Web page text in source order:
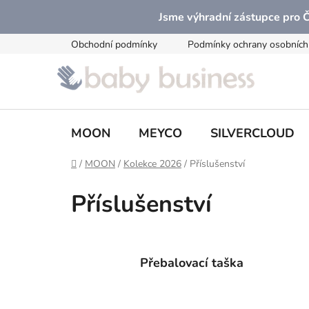
obsah
Jsme výhradní zástupce pro
Obchodní podmínky Podmínky ochrany
MOON MEYCO SILVERCLOUD
Domů
/ MOON / Kolekce 2026 / Příslušenství
Příslušenství
Přebalovací taška